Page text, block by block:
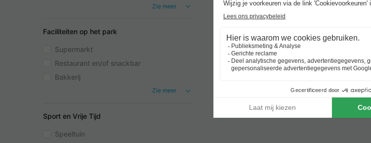
Zie meer
Faciliteiten op het park
Supermarkt
Restaurant en/of snackbar
Bakkerij
Zie meer
Sport en Vrije Tijd
Speeltuin